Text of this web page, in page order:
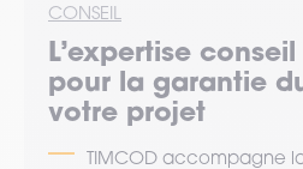
CONSEIL
L’expertise conseil
pour la garantie
votre projet
TIMCOD accompagne